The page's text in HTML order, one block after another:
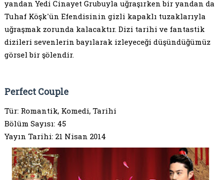
yandan Yedi Cinayet Grubuyla uğraşırken bir yandan da
Tuhaf Köşk'ün Efendisinin gizli kapaklı tuzaklarıyla
uğraşmak zorunda kalacaktır. Dizi tarihi ve fantastik
dizileri sevenlerin bayılarak izleyeceği düşündüğümüz
görsel bir şölendir.
Perfect Couple
Tür: Romantik, Komedi, Tarihi
Bölüm Sayısı: 45
Yayın Tarihi: 21 Nisan 2014